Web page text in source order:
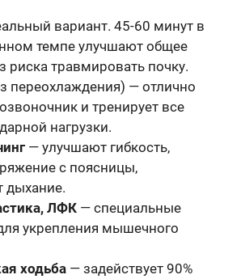
вариант. 45-60 минут в
темпе улучшают общее
риска травмировать почку.
переохлаждения) — отлично
и тренирует все
нагрузки.
— улучшают гибкость,
с поясницы,
дыхание.
ЛФК — специальные
укрепления мышечного
ходьба — задействует 90%